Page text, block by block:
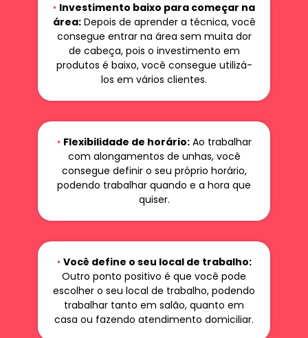
• Investimento baixo para começar na
área:Depois de aprender a técnica, você
consegue entrar na área sem muita dor
de cabeça, pois o investimento em
produtos é baixo, você consegue utilizá-
los em vários clientes.
• Flexibilidade de horário:Ao trabalhar
com alongamentos de unhas, você
consegue definir o seu próprio horário,
podendo trabalhar quando e a hora que
quiser.
• Você define o seu local de trabalho:
Outro ponto positivo é que você pode
escolher o seu local de trabalho, podendo
trabalhar tanto em salão, quanto em
casa ou fazendo atendimento domiciliar.